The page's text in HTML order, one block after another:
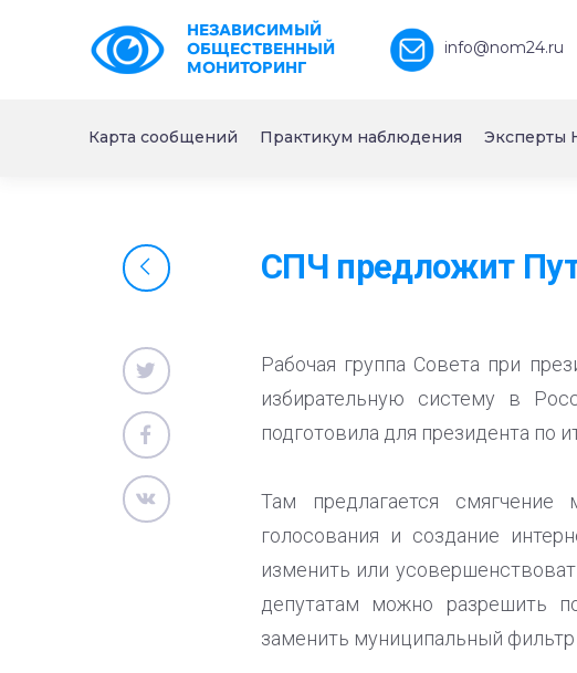
НЕЗАВИСИМЫЙ
ОБЩЕСТВЕННЫЙ
МОНИТОРИНГ
info@nom24.ru
Карта сообщений Практикум наблюдения Эксперты
СПЧ предложит
Рабочая группа Совета при
избирательную систему в
подготовила для президента по
Там предлагается смягчение
голосования и создание
изменить или
депутатам можно разрешить
заменить муниципальный